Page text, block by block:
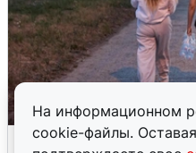
На информационном
cookie-файлы.
Опубликована